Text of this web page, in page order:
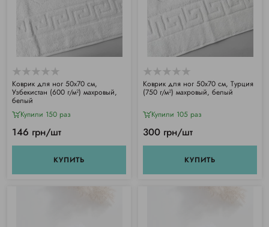
Коврик для ног 50х70 см,
Узбекистан (600 г/м²) махровый,
белый
Купили 150 раз
146 грн/шт
КУПИТЬ
Коврик для ног 50х70 см, Турция
(750 г/м²) махровый, белый
Купили 105 раз
300 грн/шт
КУПИТЬ